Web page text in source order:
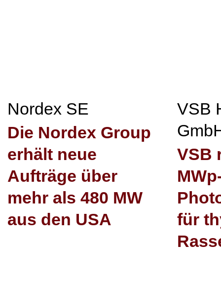
Nordex SE
Die Nordex Group
erhält neue
Aufträge über
mehr als 480 MW
aus den USA
VSB
VSB
für